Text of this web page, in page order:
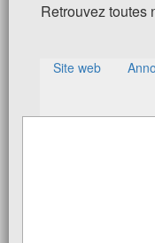
Retrouvez toutes
Site web